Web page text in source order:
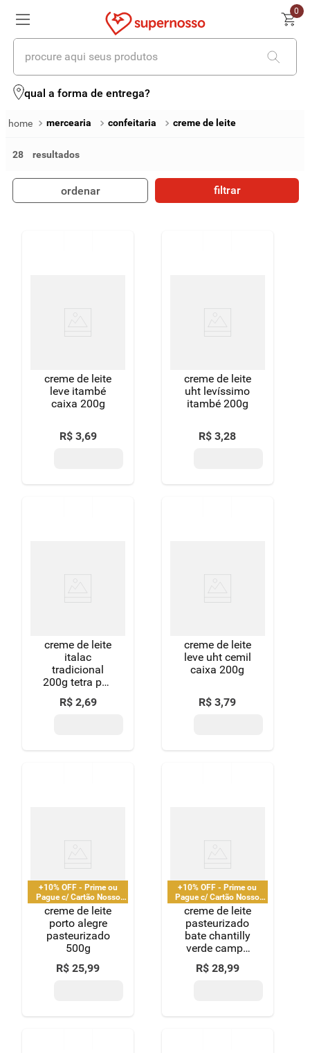
0
procure aqui seus produtos
qual a forma de entrega?
mercearia confeitaria creme de leite
28
ordenar filtrar
creme de leite
leve itambé
caixa 200g
R$ 3,69
creme de leite
uht levíssimo
itambé 200g
R$ 3,28
creme de leite
italac
tradicional
200g tetra pak
tradicional
R$ 2,69
creme de leite
leve uht cemil
caixa 200g
R$ 3,79
+10% OFF - Prime ou
Pague c/ Cartão Nosso
Pay
creme de leite
porto alegre
pasteurizado
500g
R$ 25,99
+10% OFF - Prime ou
Pague c/ Cartão Nosso
Pay
creme de leite
pasteurizado
bate chantilly
verde campo
garrafa 500g
R$ 28,99
termos mais buscados
4º iogurte
chocolate